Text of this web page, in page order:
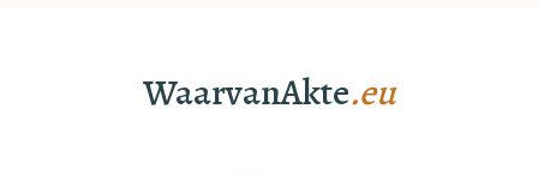
WaarvanAkte.eu